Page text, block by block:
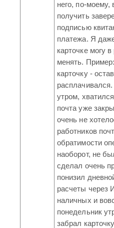
него, по-
получить
подписью
платежа. Я
карточке могу
менять.
карточку -
утром,
почта уже
очень не
работников
обратимости
наоборот, не
сделал очень
понизил
расчеты через
наличных и
понедельник
забрал